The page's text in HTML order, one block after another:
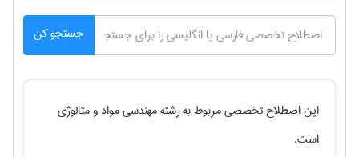
جستجو کن
این اصطلاح تخصصی مربوط به رشتهمهندسی مواد و متالوژی
است.